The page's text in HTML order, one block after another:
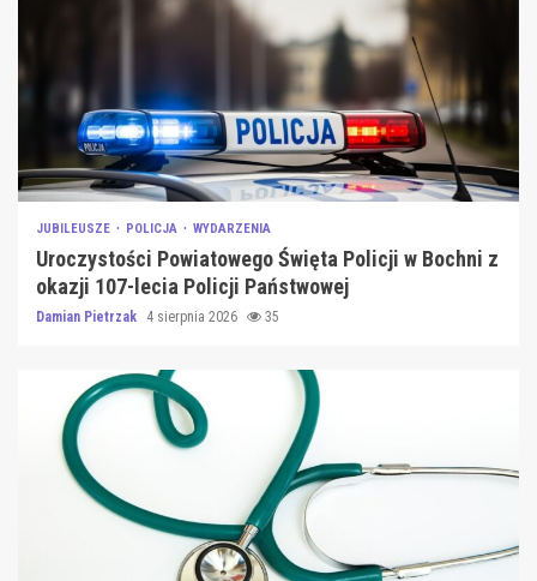
JUBILEUSZE POLICJA WYDARZENIA
Uroczystości Powiatowego Święta Policji w Bochni z
okazji 107-lecia Policji Państwowej
Damian Pietrzak 4 sierpnia 2026 35